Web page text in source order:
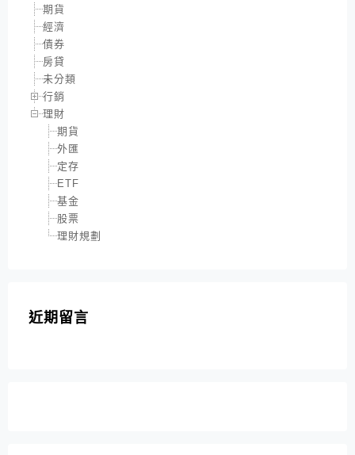
期貨
經濟
債券
房貸
未分類
行銷
理財
期貨
外匯
定存
ETF
基金
股票
理財規劃
近期留言